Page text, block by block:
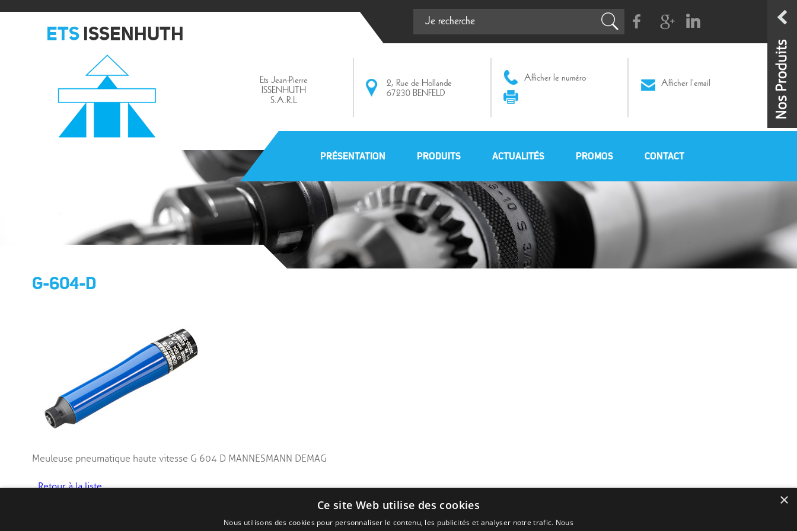
ETS ISSENHUTH Facebook
G+ Linkedin
Ets Jean-Pierre
ISSENHUTH
S.A.R.L
2, Rue de Hollande
67230 BENFELD
Afficher le numéro
Afficher l'email
PRÉSENTATION PRODUITS ACTUALITÉS PROMOS CONTACT
G-604-D
Meuleuse pneumatique haute vitesse G 604 D MANNESMANN DEMAG
Retour à la liste
×
Ce site Web utilise des cookies
Nous utilisons des cookies pour personnaliser le contenu, les publicités et analyser notre trafic. Nous